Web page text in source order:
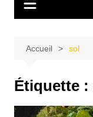
Accueil sol
Étiquette :